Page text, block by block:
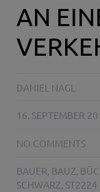
AN
DANIEL NAGL
16. SEPTEMBER
NO COMMENTS
BAUER, BAUZ,
SCHWARZ, ST2224